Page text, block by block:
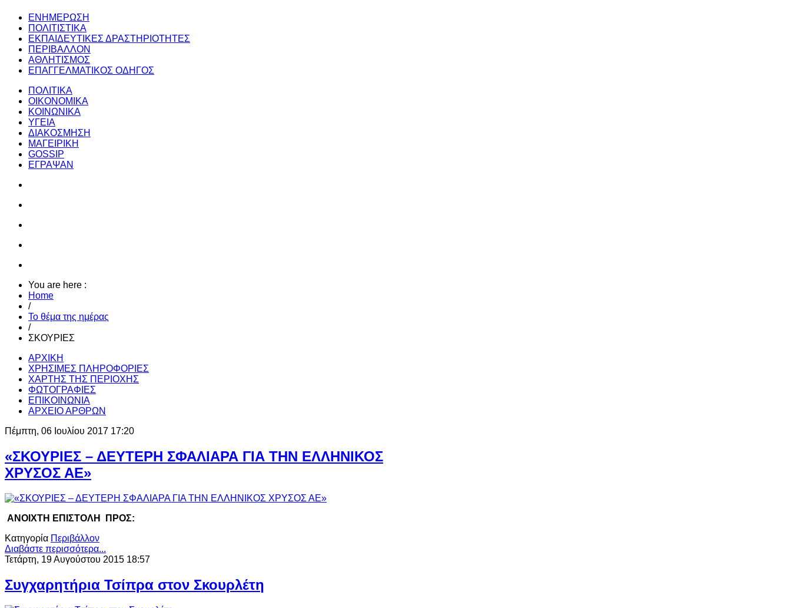
ΕΝΗΜΕΡΩΣΗ
ΠΟΛΙΤΙΣΤΙΚΑ
ΕΚΠΑΙΔΕΥΤΙΚΕΣ ΔΡΑΣΤΗΡΙΟΤΗΤΕΣ
ΠΕΡΙΒΑΛΛΟΝ
ΑΘΛΗΤΙΣΜΟΣ
ΕΠΑΓΓΕΛΜΑΤΙΚΟΣ ΟΔΗΓΟΣ
ΠΟΛΙΤΙΚΑ
ΟΙΚΟΝΟΜΙΚΑ
ΚΟΙΝΩΝΙΚΑ
ΥΓΕΙΑ
ΔΙΑΚΟΣΜΗΣΗ
ΜΑΓΕΙΡΙΚΗ
GOSSIP
ΕΓΡΑΨΑΝ
You are here :
Home
/
Το θέμα της ημέρας
/
ΣΚΟΥΡΙΕΣ
ΑΡΧΙΚΗ
ΧΡΗΣΙΜΕΣ ΠΛΗΡΟΦΟΡΙΕΣ
ΧΑΡΤΗΣ ΤΗΣ ΠΕΡΙΟΧΗΣ
ΦΩΤΟΓΡΑΦΙΕΣ
ΕΠΙΚΟΙΝΩΝΙΑ
ΑΡΧΕΙΟ ΑΡΘΡΩΝ
Πέμπτη, 06 Ιουλίου 2017 17:20
«ΣΚΟΥΡΙΕΣ – ΔΕΥΤΕΡΗ ΣΦΑΛΙΑΡΑ ΓΙΑ ΤΗΝ ΕΛΛΗΝΙΚΟΣ
ΧΡΥΣΟΣ ΑΕ»
ΑΝΟΙΧΤΗ ΕΠΙΣΤΟΛΗ
ΠΡΟΣ:
Κατηγορία Περιβάλλον
Διαβάστε περισσότερα...
Τετάρτη, 19 Αυγούστου 2015 18:57
Συγχαρητήρια Τσίπρα στον Σκουρλέτη